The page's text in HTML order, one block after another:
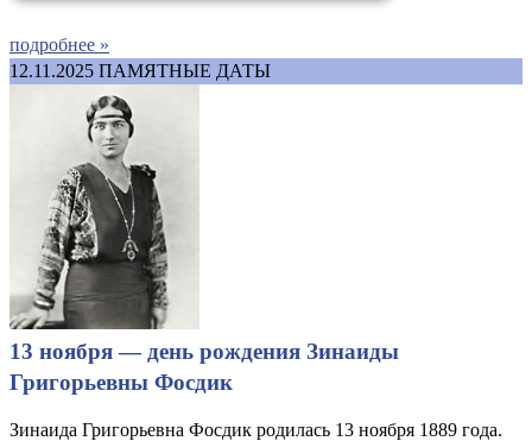
подробнее »
12.11.2025 ПАМЯТНЫЕ ДАТЫ
13 ноября — день рождения Зинаиды
Григорьевны Фосдик
Зинаида Григорьевна Фосдик родилась 13 ноября 1889 года.